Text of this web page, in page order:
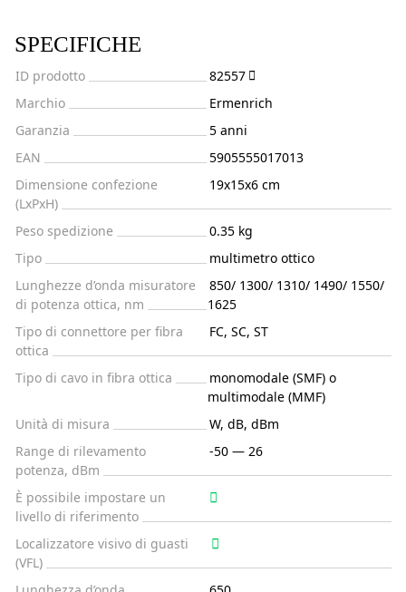
SPECIFICHE
ID prodotto
82557
Marchio
Ermenrich
Garanzia
5 anni
EAN
5905555017013
Dimensione confezione
(LxPxH)
19x15x6 cm
Peso spedizione
0.35 kg
Tipo
multimetro ottico
Lunghezze d’onda misuratore
di potenza ottica, nm
850/ 1300/ 1310/ 1490/ 1550/
1625
Tipo di connettore per fibra
ottica
FC, SC, ST
Tipo di cavo in fibra ottica
monomodale (SMF) o
multimodale (MMF)
Unità di misura
W, dB, dBm
Range di rilevamento
potenza, dBm
-50 — 26
È possibile impostare un
livello di riferimento
Localizzatore visivo di guasti
(VFL)